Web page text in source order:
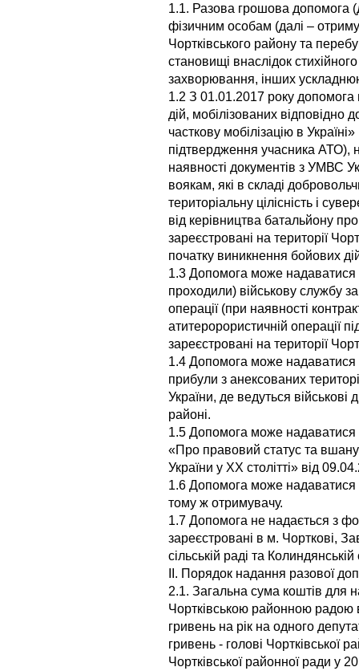
1.1. Разова грошова допомога
фізичним особам (далі –
Чортківського району та
становищі внаслідок
захворювання, інших
1.2 З 01.01.2017 року
дій, мобілізованих відповідно
часткову мобілізацію в
підтвердження учасника АТО),
наявності документів з УМВС
воякам, які в складі
територіальну цілісність і
від керівництва батальйону
зареєстровані на території
початку виникнення бойових
1.3 Допомога може надаватися
проходили) військову службу
операції (при наявності
атитеророристичній операції
зареєстровані на території
1.4 Допомога може
прибули з анексованих
України, де ведуться військові
районі.
1.5 Допомога може надаватися
«Про правовий статус та
України у XX столітті» від
1.6 Допомога може надаватися
тому ж отримувачу.
1.7 Допомога не надається з
зареєстровані в м. Чорткові,
сільській раді та Колиндянській
ІІ. Порядок надання разової
2.1. Загальна сума коштів для
Чортківською районною радою
гривень на рік на одного
гривень - голові Чортківської
Чортківської районної ради у